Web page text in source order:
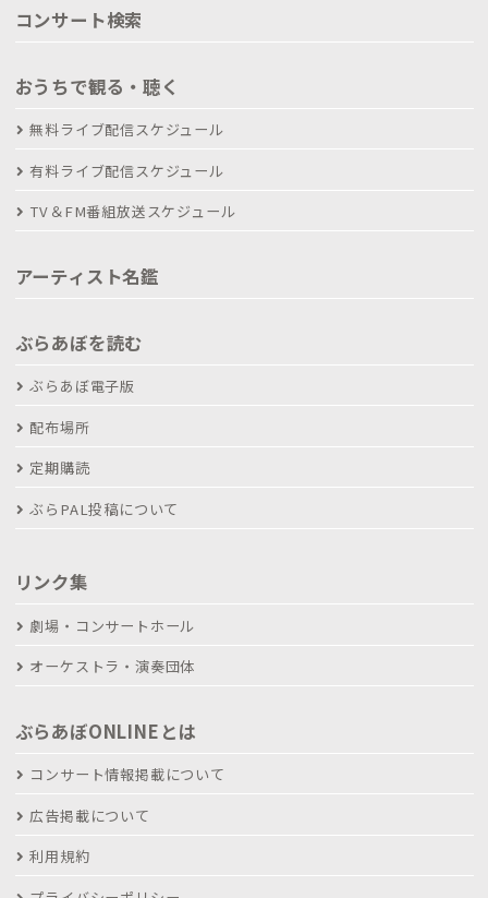
コンサート検索
おうちで観る・聴く
無料ライブ配信スケジュール
有料ライブ配信スケジュール
TV＆FM番組放送スケジュール
アーティスト名鑑
ぶらあぼを読む
ぶらあぼ電子版
配布場所
定期購読
ぶらPAL投稿について
リンク集
劇場・コンサートホール
オーケストラ・演奏団体
ぶらあぼONLINEとは
コンサート情報掲載について
広告掲載について
利用規約